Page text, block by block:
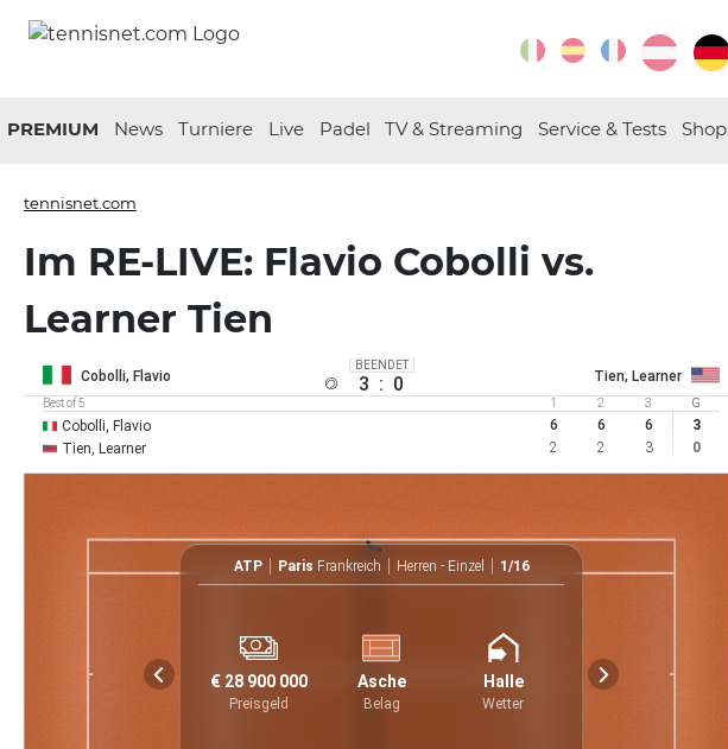
PREMIUM News Turniere Live Padel TV & Streaming Service & Tests Shop
tennisnet.com
Im RE-LIVE: Flavio Cobolli vs.
Learner Tien
Cobolli, Flavio
BEENDET
3 : 0 Tien, Learner
Best of 5 1 2 3 G
Cobolli, Flavio 6 6 6
3
Tien, Learner
2 2 3 0
ATP Paris Frankreich Herren - Einzel 1/16
€ 28 900 000
Preisgeld
Asche
Belag
Halle
Wetter